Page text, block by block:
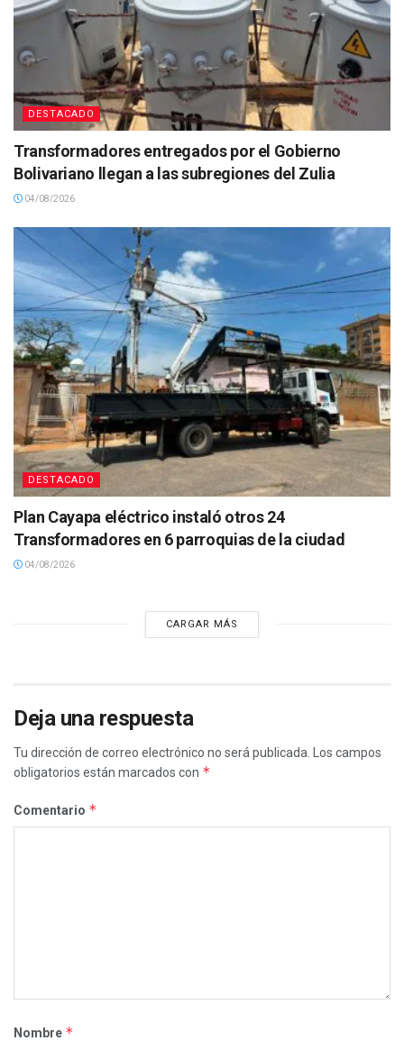
DESTACADO
Transformadores entregados por el Gobierno
Bolivariano llegan a las subregiones del Zulia
04/08/2026
DESTACADO
Plan Cayapa eléctrico instaló otros 24
Transformadores en 6 parroquias de la ciudad
04/08/2026
CARGAR MÁS
Deja una respuesta
Tu dirección de correo electrónico no será publicada.
Los campos
obligatorios están marcados con *
Comentario *
Nombre *